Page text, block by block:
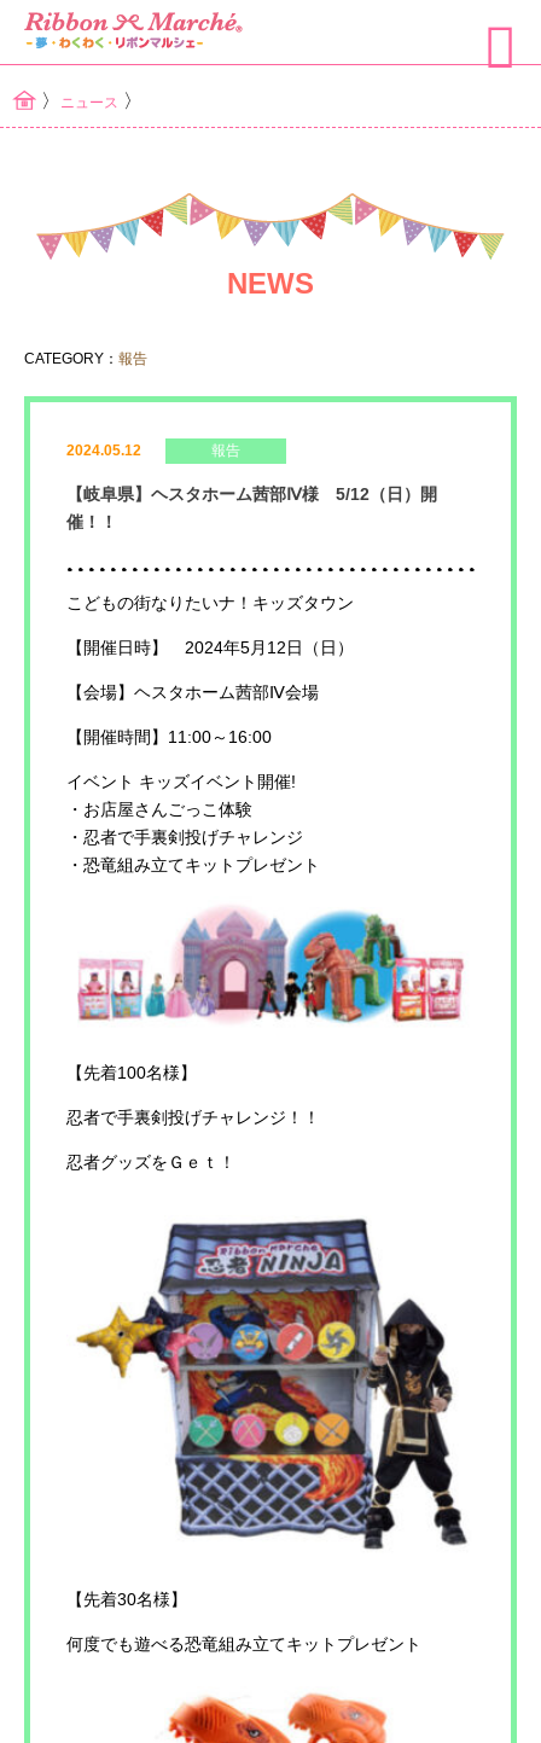
〉 ニュース 〉
NEWS
CATEGORY： 報告
2024.05.12 報告
【岐阜県】ヘスタホーム茜部Ⅳ様 5/12（日）開
催！！
こどもの街なりたいナ！キッズタウン
【開催日時】 2024年5月12日（日）
【会場】ヘスタホーム茜部Ⅳ会場
【開催時間】11:00～16:00
イベント キッズイベント開催!
・お店屋さんごっこ体験
・忍者で手裏剣投げチャレンジ
・恐竜組み立てキットプレゼント
【先着100名様】
忍者で手裏剣投げチャレンジ！！
忍者グッズをＧｅｔ！
【先着30名様】
何度でも遊べる恐竜組み立てキットプレゼント